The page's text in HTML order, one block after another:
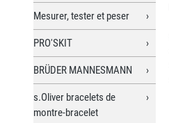
Mesurer, tester et peser
PRO'SKIT
BRÜDER MANNESMANN
s.Oliver bracelets de
montre-bracelet